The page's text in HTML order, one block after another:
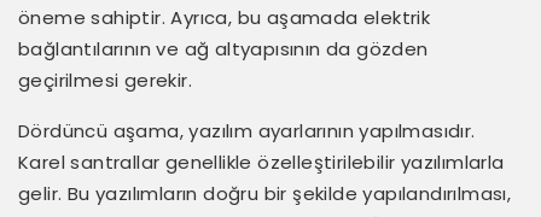
öneme sahiptir. Ayrıca, bu aşamada elektrik
bağlantılarının ve ağ altyapısının da gözden
geçirilmesi gerekir.
Dördüncü aşama, yazılım ayarlarının yapılmasıdır.
Karel santrallar genellikle özelleştirilebilir yazılımlarla
gelir. Bu yazılımların doğru bir şekilde yapılandırılması,